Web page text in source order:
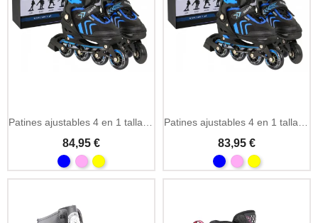
Patines ajustables 4 en 1 talla 34-38
84,95 €
Patines ajustables 4 en 1 talla 29-33
83,95 €